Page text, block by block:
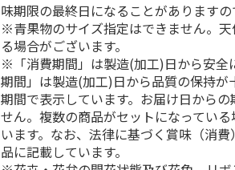
味期限の最終日になることがありますの
※青果物のサイズ指定はできません。
る場合がございます。
※「消費期間」は製造(加工)日から安全
期間」は製造(加工)日から品質の保持
期間で表示しています。お届け日から
せん。複数の商品がセットになってい
います。なお、法律に基づく賞味（消
品に記載しています。